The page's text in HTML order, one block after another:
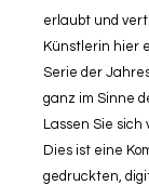
erlaubt und
Künstlerin hier
Serie der
ganz im Sinne
Lassen Sie sich
Dies ist eine
gedruckten,